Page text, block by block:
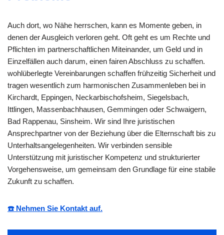
Auch dort, wo Nähe herrschen, kann es Momente geben, in
denen der Ausgleich verloren geht. Oft geht es um Rechte und
Pflichten im partnerschaftlichen Miteinander, um Geld und in
Einzelfällen auch darum, einen fairen Abschluss zu schaffen.
wohlüberlegte Vereinbarungen schaffen frühzeitig Sicherheit und
tragen wesentlich zum harmonischen Zusammenleben bei in
Kirchardt, Eppingen, Neckarbischofsheim, Siegelsbach,
Ittlingen, Massenbachhausen, Gemmingen oder Schwaigern,
Bad Rappenau, Sinsheim. Wir sind Ihre juristischen
Ansprechpartner von der Beziehung über die Elternschaft bis zu
Unterhaltsangelegenheiten. Wir verbinden sensible
Unterstützung mit juristischer Kompetenz und strukturierter
Vorgehensweise, um gemeinsam den Grundlage für eine stabile
Zukunft zu schaffen.
☎️ Nehmen Sie Kontakt auf.